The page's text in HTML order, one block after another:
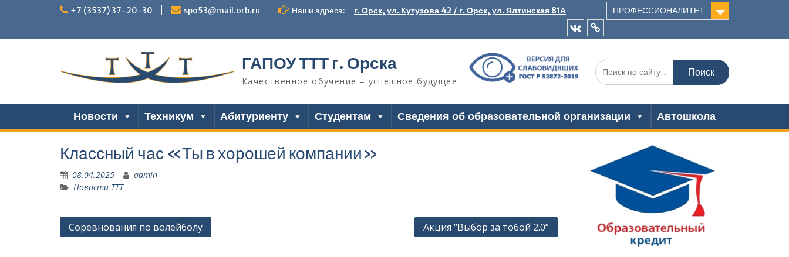
+7 (3537) 37-20-30 spo53@mail.orb.ru Наши адреса: г. Орск, ул. Кутузова 42 / г. Орск, ул. Ялтинская 81А ПРОФЕССИОНАЛИТЕТ
VK Одноклассники
ГАПОУ ТТТ г. Орска
Качественное обучение – успешное будущее
Искать:
Новости Техникум Абитуриенту Студентам Сведения об образовательной организации Автошкола
Классный час «Ты в хорошей компании»
08.04.2025
admin
Новости ТТТ
Навигация
Соревнования по волейболу Акция “Выбор за тобой 2.0”